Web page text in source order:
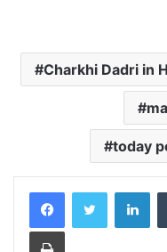
Charkhi Dadri in
today
Print